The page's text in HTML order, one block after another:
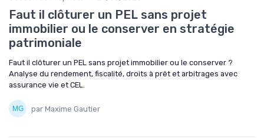
Faut il clôturer un PEL sans projet
immobilier ou le conserver en stratégie
patrimoniale
Faut il clôturer un PEL sans projet immobilier ou le conserver ?
Analyse du rendement, fiscalité, droits à prêt et arbitrages avec
assurance vie et CEL.
par Maxime Gautier